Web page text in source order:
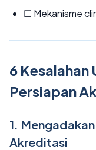
☐ Mekanisme
6 Kesalahan
Persiapan
1.
Akreditasi